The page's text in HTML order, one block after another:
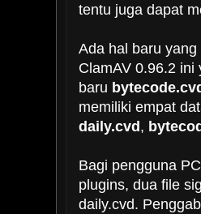
tentu juga dapat
Ada hal baru
ClamAV 0.96.2
baru
memiliki empat
daily.cvd ,
Bagi pengguna
plugins, dua file
daily.cvd.